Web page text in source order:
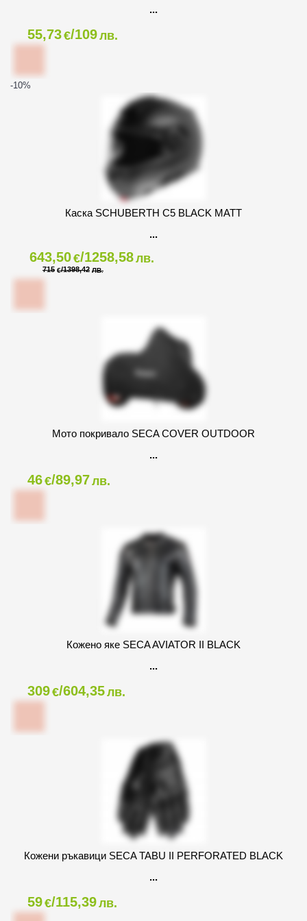
55,73€/109лв.
-10%
Каска SCHUBERTH C5 BLACK MATT
643,50€/1258,58лв.
715 €/1398,42 ЛВ.
Мото покривало SECA COVER OUTDOOR
46€/89,97лв.
Кожено яке SECA AVIATOR II BLACK
309€/604,35лв.
Кожени ръкавици SECA TABU II PERFORATED BLACK
59€/115,39лв.